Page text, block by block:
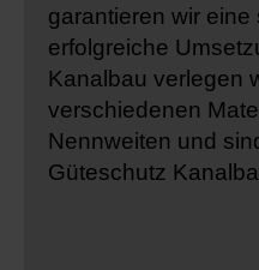
garantieren wir eine
erfolgreiche
Kanalbau verlegen
verschiedenen
Nennweiten und
Güteschutz